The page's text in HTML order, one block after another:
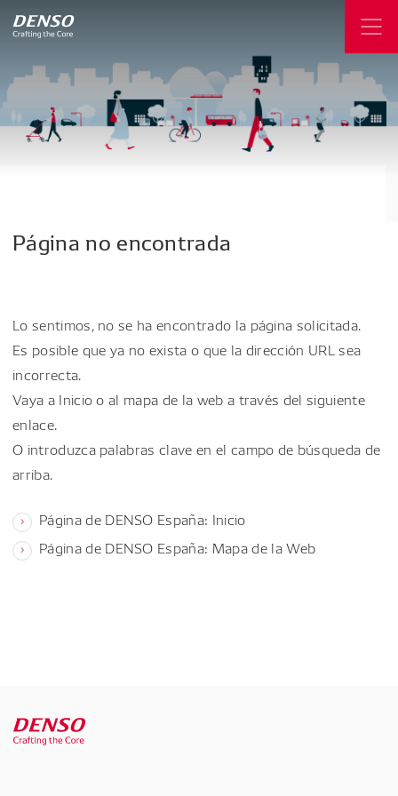
Página no encontrada
Lo sentimos, no se ha encontrado la página solicitada.
Es posible que ya no exista o que la dirección URL sea
incorrecta.
Vaya a Inicio o al mapa de la web a través del siguiente
enlace.
O introduzca palabras clave en el campo de búsqueda de
arriba.
Página de DENSO España: Inicio
Página de DENSO España: Mapa de la Web